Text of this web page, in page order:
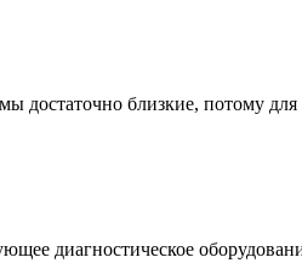
близкие, потому
диагностическое